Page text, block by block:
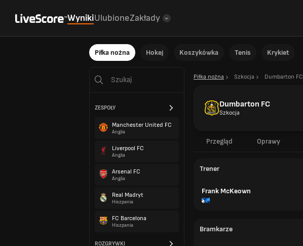
WynikiUlubioneZakłady
Piłka nożna Hokej Koszykówka Tenis Krykiet
ZESPOŁY
Manchester United FC
Anglia
Liverpool FC
Anglia
Arsenal FC
Anglia
Real Madryt
Hiszpania
FC Barcelona
Hiszpania
ROZGRYWKI
Piłka nożna Szkocja Dumbarton FC
Dumbarton FC
Szkocja
Przegląd Oprawy
Trener
Frank McKeown
Bramkarze